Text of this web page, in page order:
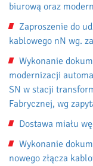
biurową oraz
Zaproszenie do
kablowego nN wg.
Wykonanie
modernizacji
SN w stacji
Fabrycznej, wg
Dostawa miału
Wykonanie
nowego złącza